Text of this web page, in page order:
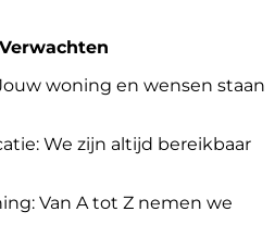
woning en wensen staan
We zijn altijd bereikbaar
Van A tot Z nemen we